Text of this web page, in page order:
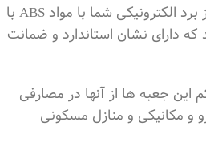
این جعبه ها برای حفاظت از برد الکترونیکی شما با مواد ABS با
دارای نشان استاندارد و ضمانت
جعبه ها از آنها در مصارفی
مکانیکی و منازل مسکونی